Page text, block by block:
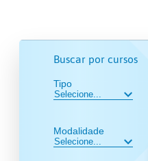
Buscar por cursos
Tipo
Modalidade